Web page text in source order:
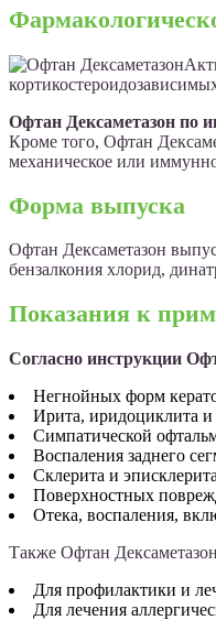
Офтан Дексаметазон по
Кроме того, Офтан
механическое или
Форма выпуска
Офтан Дексаметазон
бензалкония хлорид,
Показания к
Согласно инструкции
Негнойных форм
Ирита, иридоциклита и
Симпатической
Воспаления заднего
Склерита и
Поверхностных
Отека, воспаления,
Также Офтан
Для профилактики и
Для лечения